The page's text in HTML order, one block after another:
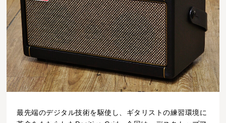
最先端のデジタル技術を駆使し、ギタリストの練習環境に